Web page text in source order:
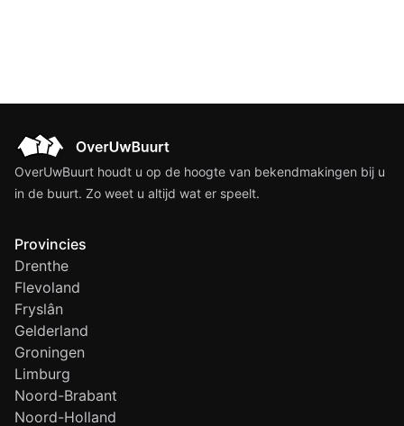
OverUwBuurt houdt u op de hoogte van bekendmakingen bij u
in de buurt. Zo weet u altijd wat er speelt.
Provincies
Drenthe
Flevoland
Fryslân
Gelderland
Groningen
Limburg
Noord-Brabant
Noord-Holland